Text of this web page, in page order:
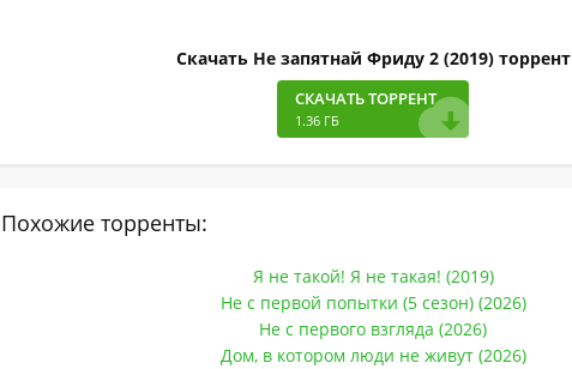
Скачать Не запятнай Фриду 2 (2019) торрент
СКАЧАТЬ ТОРРЕНТ
1.36 ГБ
Похожие торренты:
Я не такой! Я не такая! (2019)
Не с первой попытки (5 сезон) (2026)
Не с первого взгляда (2026)
Дом, в котором люди не живут (2026)